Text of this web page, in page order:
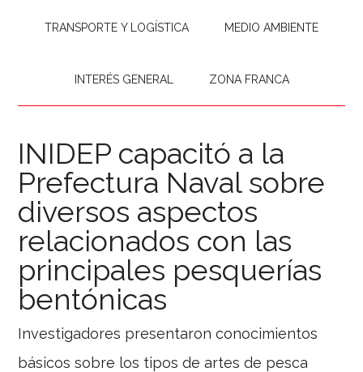
TRANSPORTE Y LOGÍSTICA MEDIO AMBIENTE
INTERÉS GENERAL ZONA FRANCA
INIDEP capacitó a la
Prefectura Naval sobre
diversos aspectos
relacionados con las
principales pesquerías
bentónicas
Investigadores presentaron conocimientos
básicos sobre los tipos de artes de pesca